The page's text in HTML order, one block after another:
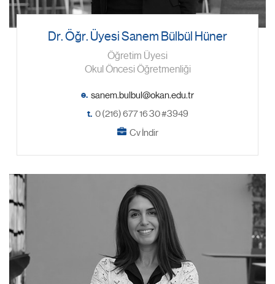
Dr. Öğr. Üyesi Sanem Bülbül Hüner
Öğretim Üyesi
Okul Öncesi Öğretmenliği
e.
t. 0 (216) 677 16 30 #3949
Cv İndir